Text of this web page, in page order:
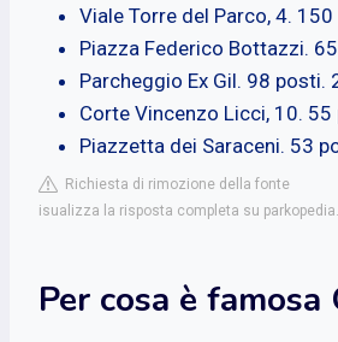
Viale Torre del Parco, 4.
Piazza Federico Bottazzi.
Parcheggio Ex Gil. 98 posti.
Corte Vincenzo Licci, 10.
Piazzetta dei Saraceni. 53
Richiesta di rimozione della fonte
isualizza la risposta completa su
Per cosa è famosa